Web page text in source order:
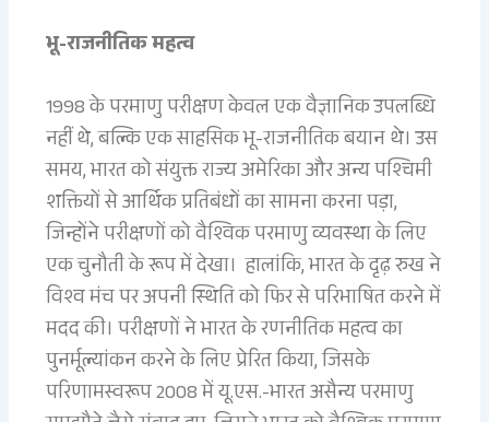
भू-राजनीतिक महत्व
1998 के परमाणु परीक्षण केवल एक वैज्ञानिक उपलब्धि
नहीं थे, बल्कि एक साहसिक भू-राजनीतिक बयान थे। उस
समय, भारत को संयुक्त राज्य अमेरिका और अन्य पश्चिमी
शक्तियों से आर्थिक प्रतिबंधों का सामना करना पड़ा,
जिन्होंने परीक्षणों को वैश्विक परमाणु व्यवस्था के लिए
एक चुनौती के रूप में देखा। हालांकि, भारत के दृढ़ रुख ने
विश्व मंच पर अपनी स्थिति को फिर से परिभाषित करने में
मदद की। परीक्षणों ने भारत के रणनीतिक महत्व का
पुनर्मूल्यांकन करने के लिए प्रेरित किया, जिसके
परिणामस्वरूप 2008 में यू.एस.-भारत असैन्य परमाणु